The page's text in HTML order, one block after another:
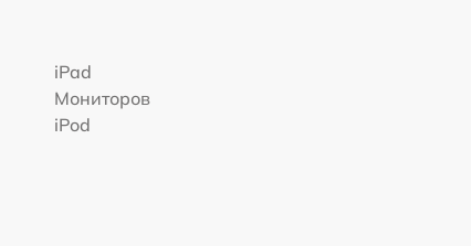
iPad
Мониторов
iPod